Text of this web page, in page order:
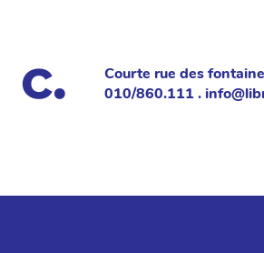
Courte rue des
010/860.111 .